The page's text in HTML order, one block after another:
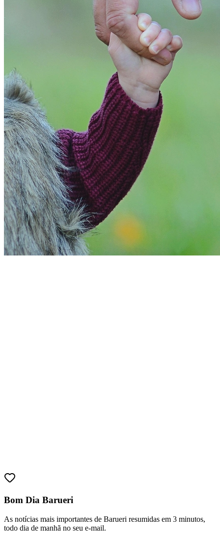
Bahia
Bom Dia Barueri
As notícias mais importantes de Barueri resumidas em 3 minutos,
todo dia de manhã no seu e-mail.